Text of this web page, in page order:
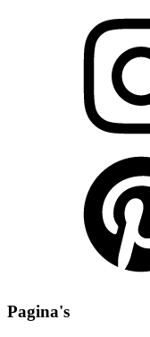
Pagina's